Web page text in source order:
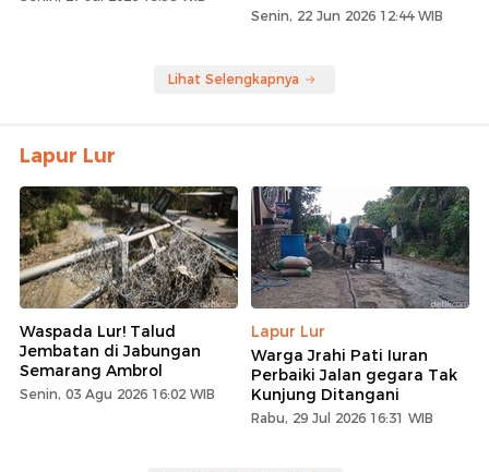
Senin, 22 Jun 2026 12:44 WIB
Lihat Selengkapnya
Lapur Lur
Waspada Lur! Talud
Jembatan di Jabungan
Semarang Ambrol
Senin, 03 Agu 2026 16:02 WIB
Lapur Lur
Warga Jrahi Pati Iuran
Perbaiki Jalan gegara Tak
Kunjung Ditangani
Rabu, 29 Jul 2026 16:31 WIB